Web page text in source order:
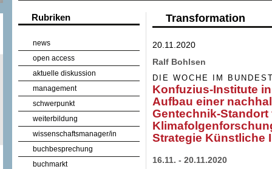
Rubriken
news
open access
aktuelle diskussion
management
schwerpunkt
weiterbildung
wissenschaftsmanager/in
buchbesprechung
buchmarkt
Transformation
20.11.2020
Ralf Bohlsen
DIE WOCHE IM
Konfuzius-Institute
Aufbau einer
Gentechnik-
Strategie Künstliche
16.11. - 20.11.2020